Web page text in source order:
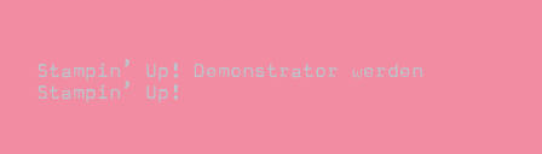
Stampin’ Up! Demonstrator werden
Stampin’ Up!